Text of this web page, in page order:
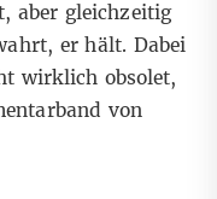
aber gleichzeitig
er hält. Dabei
wirklich obsolet,
von